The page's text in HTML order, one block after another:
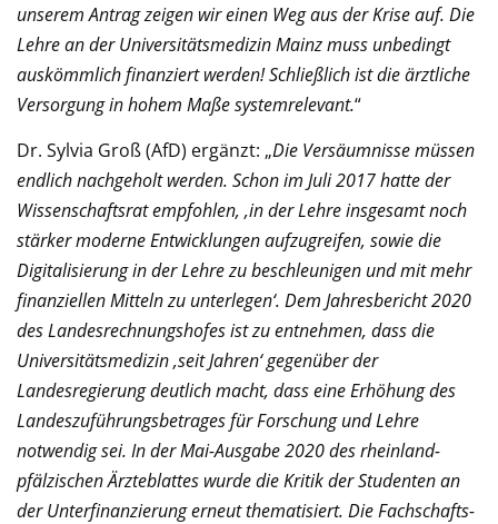
unserem Antrag zeigen wir einen Weg aus der Krise auf. Die
Lehre an der Universitätsmedizin Mainz muss unbedingt
auskömmlich finanziert werden! Schließlich ist die ärztliche
Versorgung in hohem Maße systemrelevant.“
Dr. Sylvia Groß (AfD) ergänzt: „Die Versäumnisse müssen
endlich nachgeholt werden. Schon im Juli 2017 hatte der
Wissenschaftsrat empfohlen, ‚in der Lehre insgesamt noch
stärker moderne Entwicklungen aufzugreifen, sowie die
Digitalisierung in der Lehre zu beschleunigen und mit mehr
finanziellen Mitteln zu unterlegen‘. Dem Jahresbericht 2020
des Landesrechnungshofes ist zu entnehmen, dass die
Universitätsmedizin ‚seit Jahren‘ gegenüber der
Landesregierung deutlich macht, dass eine Erhöhung des
Landeszuführungsbetrages für Forschung und Lehre
notwendig sei. In der Mai-Ausgabe 2020 des rheinland-
pfälzischen Ärzteblattes wurde die Kritik der Studenten an
der Unterfinanzierung erneut thematisiert. Die Fachschafts-